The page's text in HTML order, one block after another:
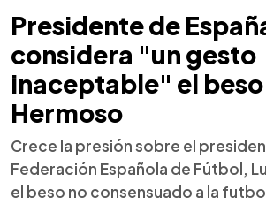
Presidente de
considera "un gesto
inaceptable" el beso
Hermoso
Crece la presión sobre el
Federación Española de Fútbol,
el beso no consensuado a la